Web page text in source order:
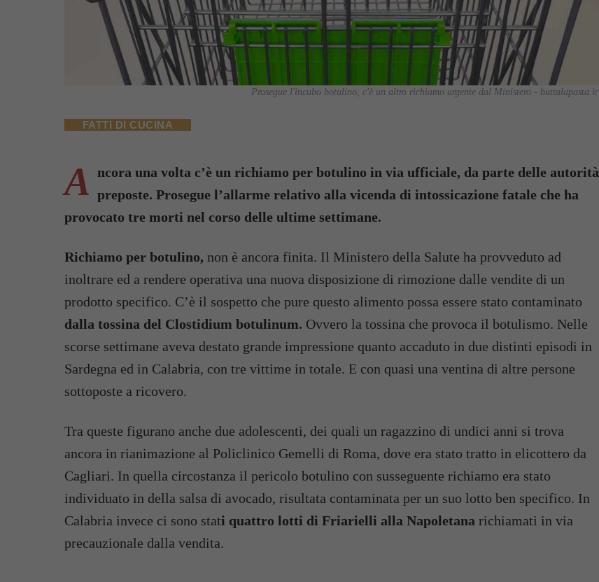
Prosegue l'incubo botulino, c'è un altro richiamo urgente dal Ministero - buttalapasta.it
FATTI DI CUCINA
A ncora una volta c’è un richiamo per botulino in via ufficiale, da parte delle autorità
preposte. Prosegue l’allarme relativo alla vicenda di intossicazione fatale che ha
provocato tre morti nel corso delle ultime settimane.
Richiamo per botulino, non è ancora finita. Il Ministero della Salute ha provveduto ad
inoltrare ed a rendere operativa una nuova disposizione di rimozione dalle vendite di un
prodotto specifico. C’è il sospetto che pure questo alimento possa essere stato contaminato
dalla tossina del Clostidium botulinum. Ovvero la tossina che provoca il botulismo. Nelle
scorse settimane aveva destato grande impressione quanto accaduto in due distinti episodi in
Sardegna ed in Calabria, con tre vittime in totale. E con quasi una ventina di altre persone
sottoposte a ricovero.
Tra queste figurano anche due adolescenti, dei quali un ragazzino di undici anni si trova
ancora in rianimazione al Policlinico Gemelli di Roma, dove era stato tratto in elicottero da
Cagliari. In quella circostanza il pericolo botulino con susseguente richiamo era stato
individuato in della salsa di avocado, risultata contaminata per un suo lotto ben specifico. In
Calabria invece ci sono stati quattro lotti di Friarielli alla Napoletana richiamati in via
precauzionale dalla vendita.